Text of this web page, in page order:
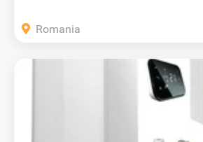
Romania